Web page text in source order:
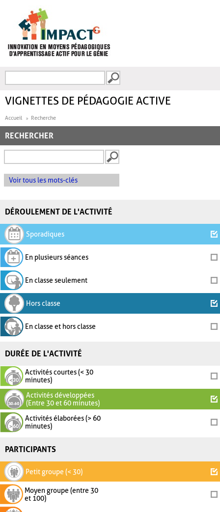
FORMULAIRE DE
VIGNETTES DE PÉDAGOGIE ACTIVE
Accueil Recherche
RECHERCHER
Voir tous les mots-clés
DÉROULEMENT DE L'ACTIVITÉ
Sporadiques
En plusieurs séances
En classe seulement
Hors classe
En classe et hors classe
DURÉE DE L'ACTIVITÉ
Activités courtes (< 30
minutes)
Activités développées
(Entre 30 et 60 minutes)
Activités élaborées (> 60
minutes)
PARTICIPANTS
Petit groupe (< 30)
Moyen groupe (entre 30
et 100)